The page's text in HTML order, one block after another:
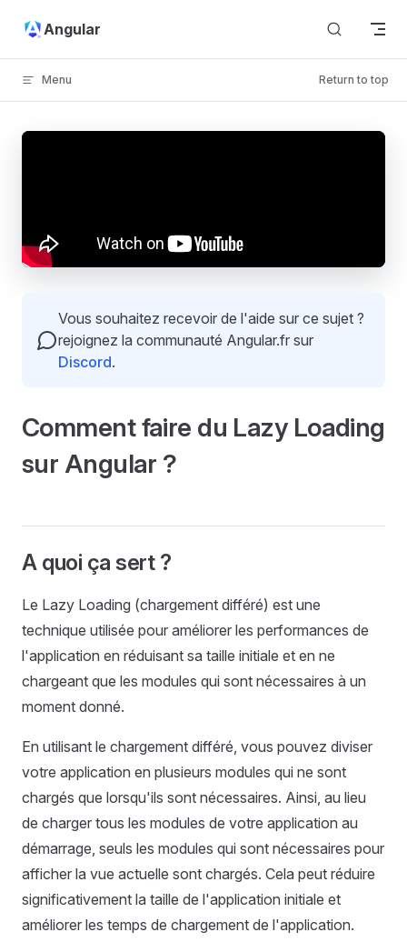
Skip to content
Angular
Menu Return to top
Vous souhaitez recevoir de l'aide sur ce sujet ?
rejoignez la communauté Angular.fr sur
Discord.
Comment faire du Lazy Loading
sur Angular ?
A quoi ça sert ?
Le Lazy Loading (chargement différé) est une
technique utilisée pour améliorer les performances de
l'application en réduisant sa taille initiale et en ne
chargeant que les modules qui sont nécessaires à un
moment donné.
En utilisant le chargement différé, vous pouvez diviser
votre application en plusieurs modules qui ne sont
chargés que lorsqu'ils sont nécessaires. Ainsi, au lieu
de charger tous les modules de votre application au
démarrage, seuls les modules qui sont nécessaires pour
afficher la vue actuelle sont chargés. Cela peut réduire
significativement la taille de l'application initiale et
améliorer les temps de chargement de l'application.